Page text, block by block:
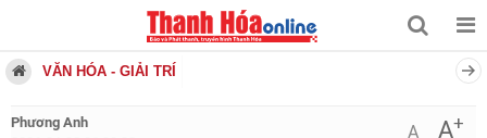
VĂN HÓA - GIẢI TRÍ
Phương Anh
A A+